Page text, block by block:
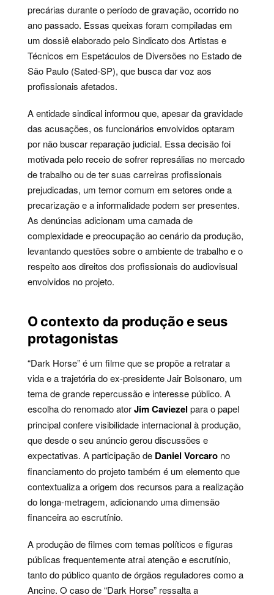
precárias durante o período de gravação, ocorrido no
ano passado. Essas queixas foram compiladas em
um dossiê elaborado pelo Sindicato dos Artistas e
Técnicos em Espetáculos de Diversões no Estado de
São Paulo (Sated-SP), que busca dar voz aos
profissionais afetados.
A entidade sindical informou que, apesar da gravidade
das acusações, os funcionários envolvidos optaram
por não buscar reparação judicial. Essa decisão foi
motivada pelo receio de sofrer represálias no mercado
de trabalho ou de ter suas carreiras profissionais
prejudicadas, um temor comum em setores onde a
precarização e a informalidade podem ser presentes.
As denúncias adicionam uma camada de
complexidade e preocupação ao cenário da produção,
levantando questões sobre o ambiente de trabalho e o
respeito aos direitos dos profissionais do audiovisual
envolvidos no projeto.
O contexto da produção e seus
protagonistas
“Dark Horse” é um filme que se propõe a retratar a
vida e a trajetória do ex-presidente Jair Bolsonaro, um
tema de grande repercussão e interesse público. A
escolha do renomado atorJim Caviezel para o papel
principal confere visibilidade internacional à produção,
que desde o seu anúncio gerou discussões e
expectativas. A participação de Daniel Vorcaro no
financiamento do projeto também é um elemento que
contextualiza a origem dos recursos para a realização
do longa-metragem, adicionando uma dimensão
financeira ao escrutínio.
A produção de filmes com temas políticos e figuras
públicas frequentemente atrai atenção e escrutínio,
tanto do público quanto de órgãos reguladores como a
Ancine. O caso de “Dark Horse” ressalta a